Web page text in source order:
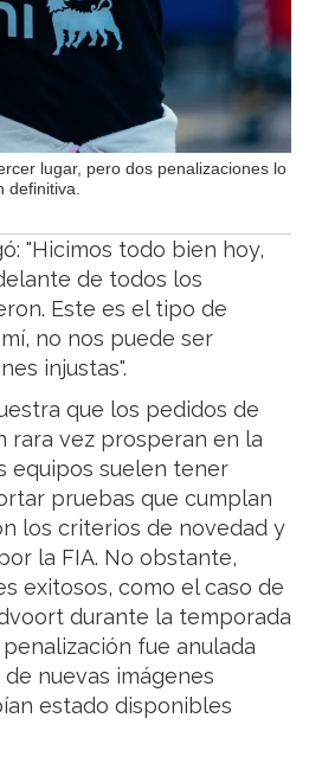
lugar, pero dos penalizaciones lo
definitiva.
"Hicimos todo bien hoy,
de todos los
Este es el tipo de
no nos puede ser
injustas".
que los pedidos de
rara vez prosperan en la
equipos suelen tener
pruebas que cumplan
los criterios de novedad y
la FIA. No obstante,
exitosos, como el caso de
durante la temporada
fue anulada
nuevas imágenes
estado disponibles